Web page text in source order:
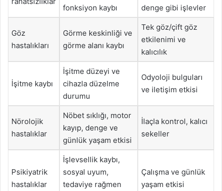
fonksiyon kaybı
denge gibi işlevler
Göz
hastalıkları
Görme keskinliği ve
görme alanı kaybı
Tek göz/çift göz
etkilenimi ve
kalıcılık
İşitme kaybı
İşitme düzeyi ve
cihazla düzelme
durumu
Odyoloji bulguları
ve iletişim etkisi
Nörolojik
hastalıklar
Nöbet sıklığı, motor
kayıp, denge ve
günlük yaşam etkisi
İlaçla kontrol, kalıcı
sekeller
Psikiyatrik
hastalıklar
İşlevsellik kaybı,
sosyal uyum,
tedaviye rağmen
Çalışma ve günlük
yaşam etkisi